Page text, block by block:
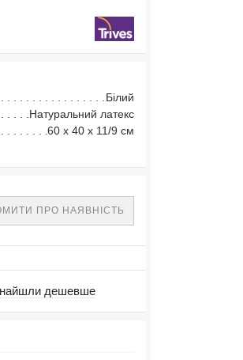
Білий
Натуральний латекс
60 х 40 х 11/9 см
ПРО НАЯВНІСТЬ
дешевше